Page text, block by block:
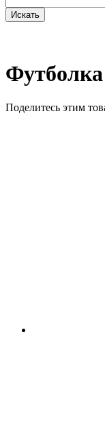
Поделитесь этим